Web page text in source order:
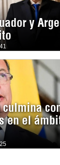
y
culmina
en el